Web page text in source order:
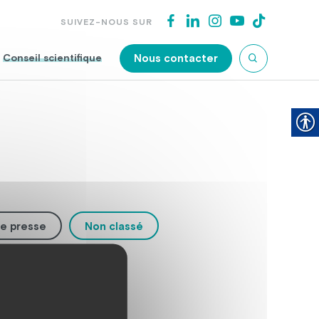
SUIVEZ-NOUS SUR
Conseil scientifique Nous contacter
presse Non classé